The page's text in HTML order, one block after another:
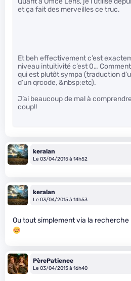
et ça fait des merveilles ce truc.
Et beh effectivement c’est
niveau intuitivité c’est 0…
qui est plutôt sympa (traduction
d’un qrcode, &nbsp;etc).
J’ai beaucoup de mal à
coup!!
keralan
Le 03/04/2015 à 14h52
keralan
Le 03/04/2015 à 14h53
Ou tout simplement via la recherche
PèrePatience
Le 03/04/2015 à 16h40